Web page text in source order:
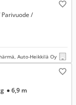
/
Auto-Heikkilä Oy
● 6,9 m